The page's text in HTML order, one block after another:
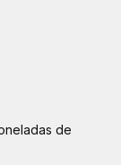
de